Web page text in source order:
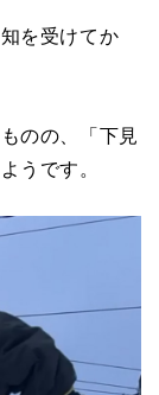
を受けてか
のの、「下見
うです。